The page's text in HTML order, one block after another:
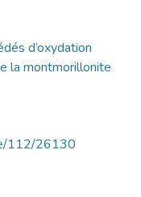
d’oxydation
la montmorillonite
112/26130